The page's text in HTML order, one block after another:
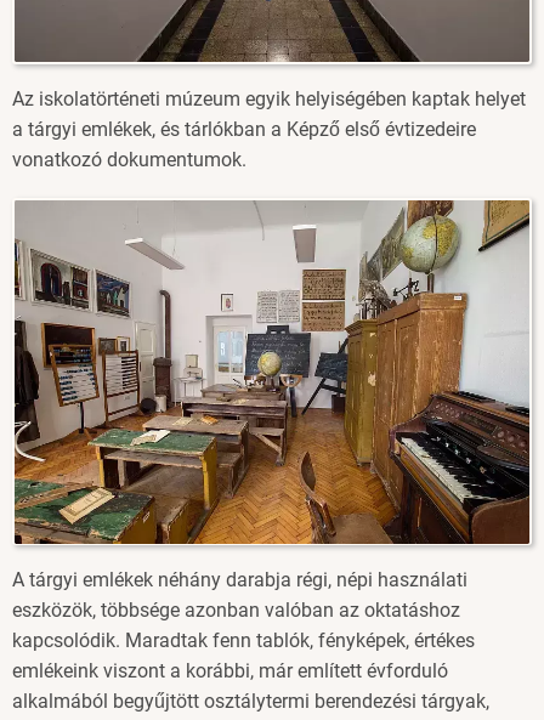
Az iskolatörténeti múzeum egyik helyiségében kaptak helyet
a tárgyi emlékek, és tárlókban a Képző első évtizedeire
vonatkozó dokumentumok.
A tárgyi emlékek néhány darabja régi, népi használati
eszközök, többsége azonban valóban az oktatáshoz
kapcsolódik. Maradtak fenn tablók, fényképek, értékes
emlékeink viszont a korábbi, már említett évforduló
alkalmából begyűjtött osztálytermi berendezési tárgyak,